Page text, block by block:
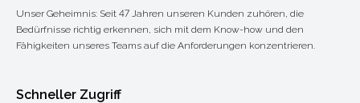
Unser Geheimnis: Seit 47 Jahren unseren Kunden zuhören, die
Bedürfnisse richtig erkennen, sich mit dem Know-how und den
Fähigkeiten unseres Teams auf die Anforderungen konzentrieren.
Schneller Zugriff